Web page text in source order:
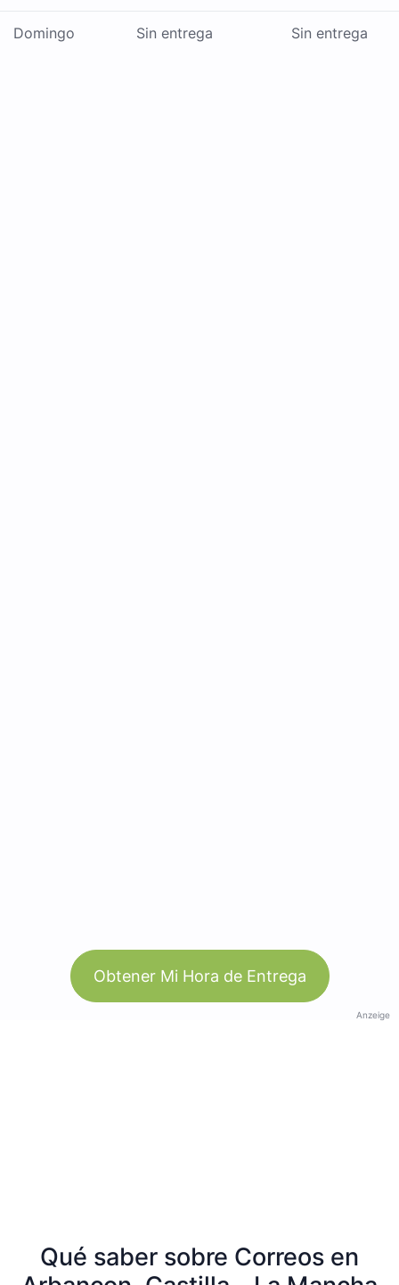
Domingo Sin entrega Sin entrega
Obtener Mi Hora de Entrega
Anzeige
Qué saber sobre Correos en